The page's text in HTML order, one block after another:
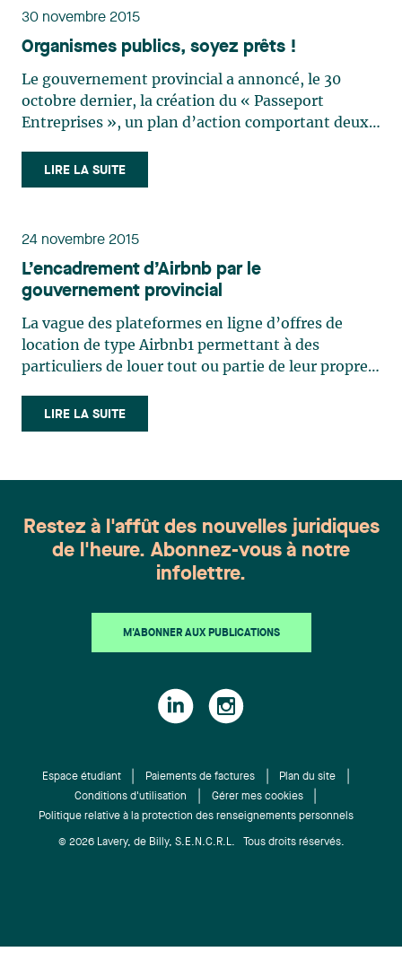
30 novembre 2015
Organismes publics, soyez prêts !
Le gouvernement provincial a annoncé, le 30
octobre dernier, la création du « Passeport
Entreprises », un plan d’action comportant deux
aux contrats de l'État de même que rendre plus
transparents et plus rigoureux les processus
LIRE LA SUITE
24 novembre 2015
L’encadrement d’Airbnb par le
gouvernement provincial
La vague des plateformes en ligne d’offres de
location de type Airbnb1 permettant à des
particuliers de louer tout ou partie de leur propre
plus en plus d’adeptes dans le monde. Le Québec
n’y fait pas exception. Au Québec, les hôteliers et
LIRE LA SUITE
Restez à l'affût des nouvelles juridiques
de l'heure. Abonnez-vous à notre
infolettre.
M'ABONNER AUX PUBLICATIONS
Espace étudiant Paiements de factures
Plan du site
Conditions d'utilisation
Gérer mes cookies
Politique relative à la protection des renseignements personnels
© 2026 Lavery, de Billy, S.E.N.C.R.L. Tous droits réservés.